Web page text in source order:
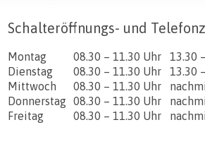
Schalteröffnungs- und
TagÖffnungszeiten Vormittag
Montag 08.30 – 11.30 Uhr
13.30
Dienstag
08.30 – 11.30 Uhr
13.30
Mittwoch
08.30 – 11.30 Uhr
Donnerstag 08.30 – 11.30 Uhr
Freitag
08.30 – 11.30 Uhr